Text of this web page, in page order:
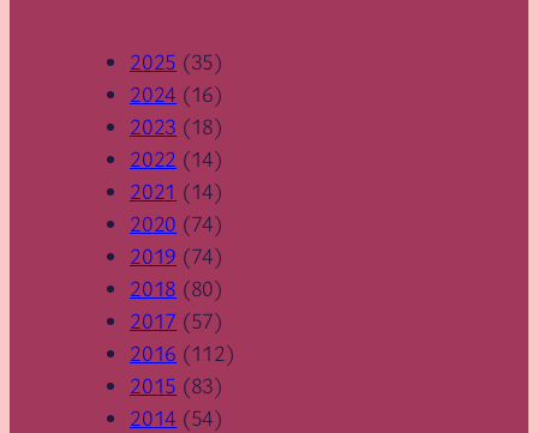
2025 (35)
2024 (16)
2023 (18)
2022 (14)
2021 (14)
2020 (74)
2019 (74)
2018 (80)
2017 (57)
2016 (112)
2015 (83)
2014 (54)